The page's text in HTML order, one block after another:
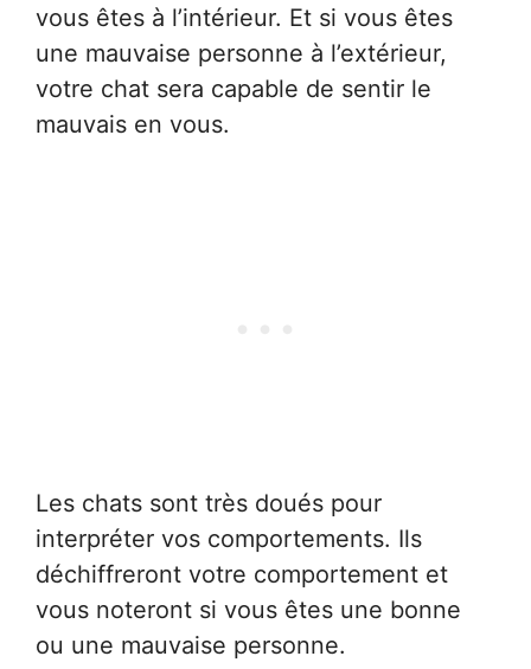
vous êtes à l’intérieur. Et si vous êtes
une mauvaise personne à l’extérieur,
votre chat sera capable de sentir le
mauvais en vous.
Les chats sont très doués pour
interpréter vos comportements. Ils
déchiffreront votre comportement et
vous noteront si vous êtes une bonne
ou une mauvaise personne.